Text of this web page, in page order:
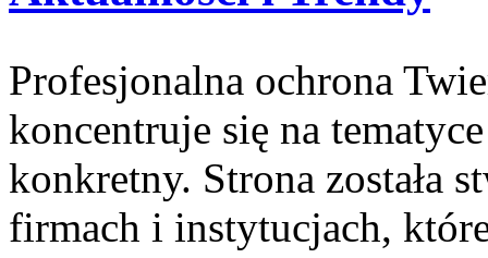
Profesjonalna ochrona
koncentruje się na
konkretny. Strona została
firmach i instytucjach,